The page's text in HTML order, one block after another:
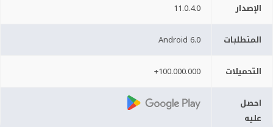
الإصدار 11.0.4.0
المتطلبات 6.0 Android
التحميلات 100.000.000+
احصل
عليه